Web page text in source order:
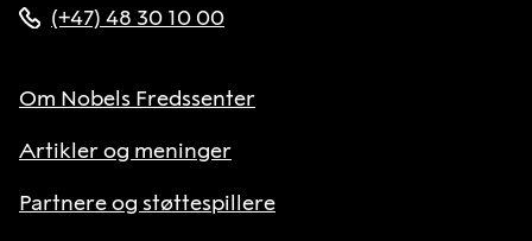
(+47) 48 30 10 00
Om Nobels Fredssenter
Artikler og meninger
Partnere og støttespillere